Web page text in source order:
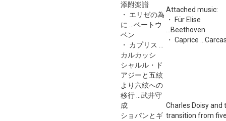
添附楽譜
・ エリゼの為
に ...ベートウ
ベン
・ カプリス ...
カルカッシ
Attached music:
・ Für Elise
...Beethoven
・ Caprice
シャルル・ド
アジーと五絃
より六絃への
移行 ...武井守
成
ショパンとギ
Charles Doisy and
transition from